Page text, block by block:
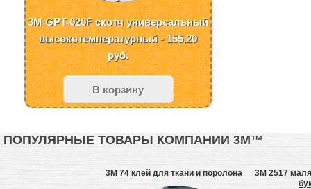
3M GPT-020F скотч универсальный
высокотемпературный - 155,20
руб.
В корзину
ПОПУЛЯРНЫЕ ТОВАРЫ КОМПАНИИ 3М™
3М 74 клей для ткани и поролона
3M 2517